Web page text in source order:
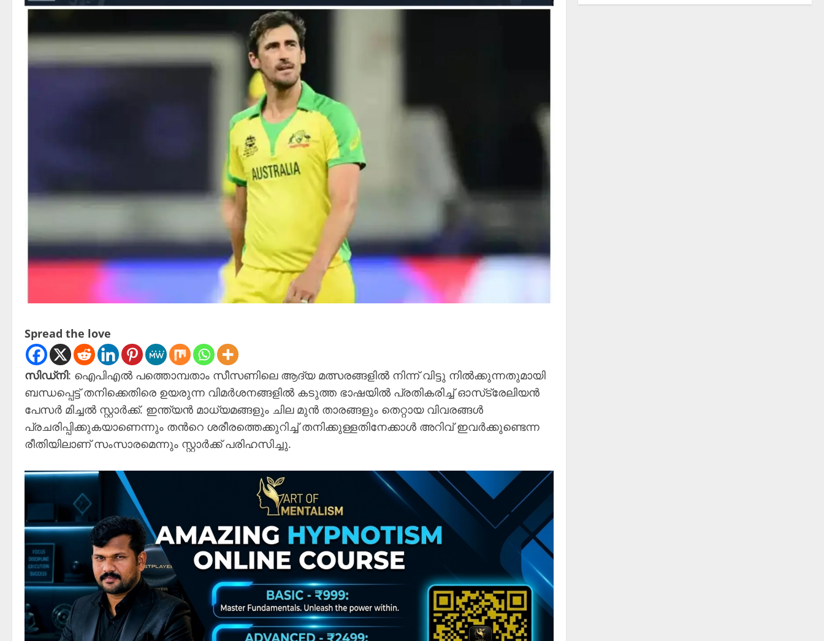
Spread the love
സിഡ്നി: ഐപിഎൽ പത്തൊമ്പതാം സീസണിലെ ആദ്യ മത്സരങ്ങളില്‍ നിന്ന് വിട്ടു നില്‍ക്കുന്നതുമായി
ബന്ധപ്പെട്ട് തനിക്കെതിരെ ഉയരുന്ന വിമർശനങ്ങളിൽ കടുത്ത ഭാഷയിൽ പ്രതികരിച്ച് ഓസ്‌ട്രേലിയൻ
പേസർ മിച്ചൽ സ്റ്റാർക്ക്. ഇന്ത്യൻ മാധ്യമങ്ങളും ചില മുൻ താരങ്ങളും തെറ്റായ വിവരങ്ങൾ
പ്രചരിപ്പിക്കുകയാണെന്നും തന്‍റെ ശരീരത്തെക്കുറിച്ച് തനിക്കുള്ളതിനേക്കാൾ അറിവ് ഇവർക്കുണ്ടെന്ന
രീതിയിലാണ് സംസാരമെന്നും സ്റ്റാർക്ക് പരിഹസിച്ചു.